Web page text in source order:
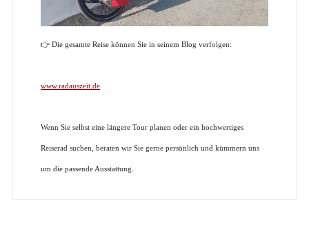
👉Die gesamte Reise können Sie in seinem Blog verfolgen:
www.radauszeit.de
Wenn Sie selbst eine längere Tour planen oder ein hochwertiges
Reiserad suchen, beraten wir Sie gerne persönlich und kümmern uns
um die passende Ausstattung.